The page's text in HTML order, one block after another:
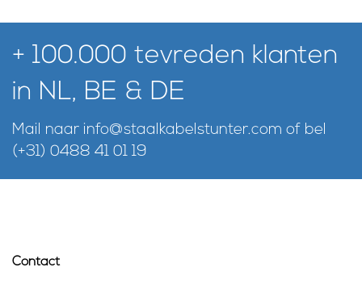
+ 100.000 tevreden klanten
in NL, BE & DE
Mail naar info@staalkabelstunter.com of bel
(+31) 0488 41 01 19
Contact